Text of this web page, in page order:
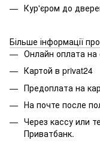
Кур'єром до
Більше інформації
Онлайн оплата на
Картой в privat24
Предоплата на
На почте после
Через кассу или
Приватбанк.